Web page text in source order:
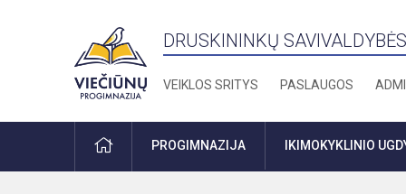
DRUSKININKŲ
VEIKLOS SRITYS PASLAUGOS
PRADŽIAPROGIMNAZIJA IKIMOKYKLINIO